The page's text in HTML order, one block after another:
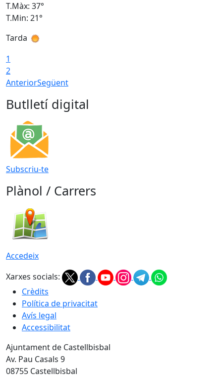
T.Màx: 37°
T.Min: 21°
Tarda
1
2
AnteriorSegüent
Butlletí digital
Subscriu-te
Plànol / Carrers
Accedeix
Xarxes socials:
Crèdits
Política de privacitat
Avís legal
Accessibilitat
Ajuntament de Castellbisbal
Av. Pau Casals 9
08755 Castellbisbal